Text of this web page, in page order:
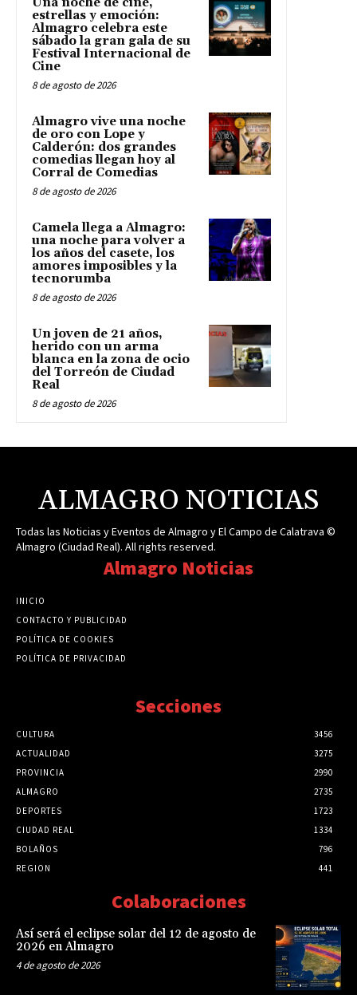
estrellas y emoción:
Almagro celebra este
sábado la gran gala de su
Festival Internacional de
Cine
8 de agosto de 2026
Almagro vive una noche
de oro con Lope y
Calderón: dos grandes
comedias llegan hoy al
Corral de Comedias
8 de agosto de 2026
Camela llega a Almagro:
una noche para volver a
los años del casete, los
amores imposibles y la
tecnorumba
8 de agosto de 2026
Un joven de 21 años,
herido con un arma
blanca en la zona de ocio
del Torreón de Ciudad
Real
8 de agosto de 2026
ALMAGRO NOTICIAS
Todas las Noticias y Eventos de Almagro y El Campo de Calatrava ©
Almagro (Ciudad Real). All rights reserved.
Almagro Noticias
INICIO
CONTACTO Y PUBLICIDAD
POLÍTICA DE COOKIES
POLÍTICA DE PRIVACIDAD
Secciones
CULTURA
3456
ACTUALIDAD
3275
PROVINCIA
2990
ALMAGRO
2735
DEPORTES
1723
CIUDAD REAL
1334
BOLAÑOS
796
REGION
441
Colaboraciones
Así será el eclipse solar del 12 de agosto de
2026 en Almagro
4 de agosto de 2026